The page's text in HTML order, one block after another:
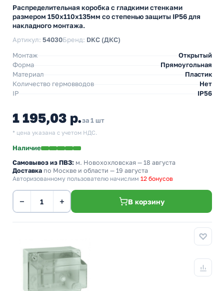
Распределительная коробка с гладкими стенками
размером 150х110х135мм со степенью защиты IP56 для
накладного монтажа.
Артикул: 54030Бренд: DKC (ДКС)
Монтаж
Открытый
Форма
Прямоугольная
Материал
Пластик
Количество гермовводов
Нет
IP
IP56
1 195,03 р.за 1 шт
* цена указана с учетом НДС.
Наличие
Самовывоз из ПВЗ: м. Новохохловская — 18 августа
Доставка по Москве и области — 19 августа
Авторизованному пользователю начислим 12 бонусов
− + В корзину